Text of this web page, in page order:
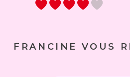
FRANCINE VOUS